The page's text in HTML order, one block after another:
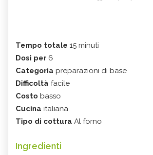
Tempo totale 15 minuti
Dosi per 6
Categoria preparazioni di base
Difficoltà facile
Costo basso
Cucina italiana
Tipo di cottura Al forno
Ingredienti